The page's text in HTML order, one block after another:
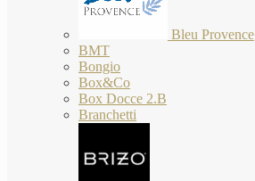
Bleu Provence
BMT
Bongio
Box&Co
Box Docce 2.B
Branchetti